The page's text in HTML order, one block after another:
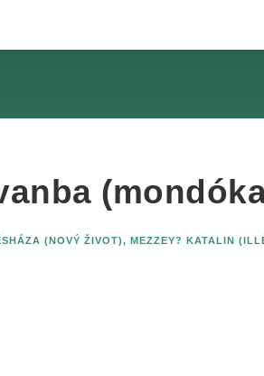
(NOVÝ ŽIVOT), MEZZEY? KATALIN